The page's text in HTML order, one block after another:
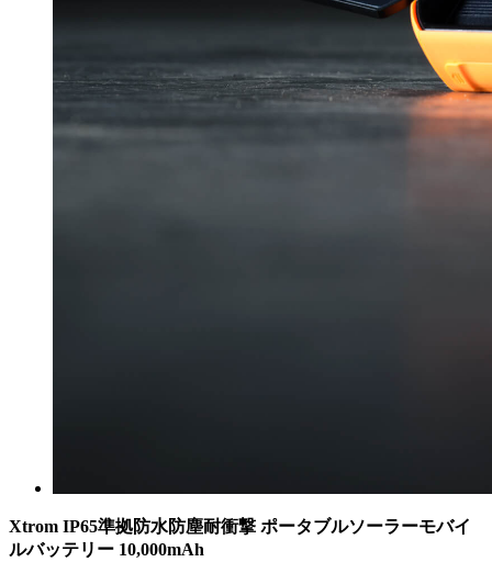
Xtrom IP65準拠防水防塵耐衝撃 ポータブルソーラーモバイ
ルバッテリー 10,000mAh